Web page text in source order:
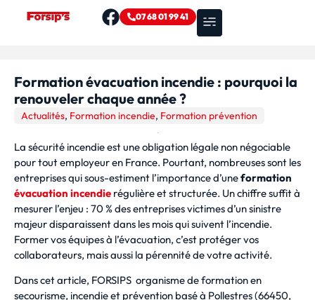
07 68 01 99 41
Formation évacuation incendie : pourquoi la
renouveler chaque année ?
Actualités, Formation incendie, Formation prévention
La sécurité incendie est une obligation légale non négociable
pour tout employeur en France. Pourtant, nombreuses sont les
entreprises qui sous-estiment l’importance d’uneformation
évacuation incendie régulière et structurée. Un chiffre suffit à
mesurer l’enjeu : 70 % des entreprises victimes d’un sinistre
majeur disparaissent dans les mois qui suivent l’incendie.
Former vos équipes à l’évacuation, c’est protéger vos
collaborateurs, mais aussi la pérennité de votre activité.
Dans cet article, FORSIPS organisme de formation en
secourisme, incendie et prévention basé à Pollestres (66450,